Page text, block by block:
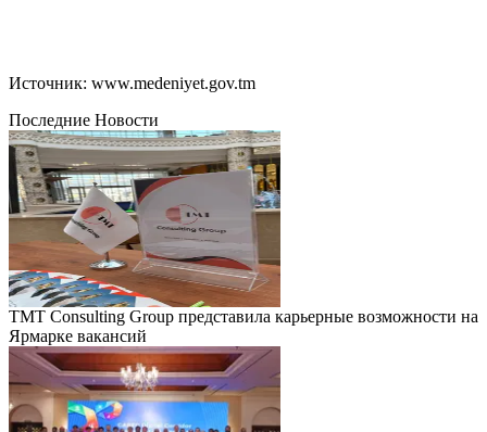
Источник: www.medeniyet.gov.tm
Последние Новости
TMT Consulting Group представила карьерные возможности на
Ярмарке вакансий